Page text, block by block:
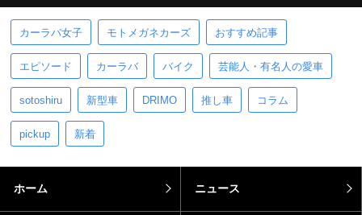
カーラバ女子 モトメガネカーズ おすすめ記事
エピソード カーラバ バイク 芸能人・有名人の愛車
sotoshiru 新型車 DRIMO 推し車 コラム
pickup 新着
ホーム ニュース